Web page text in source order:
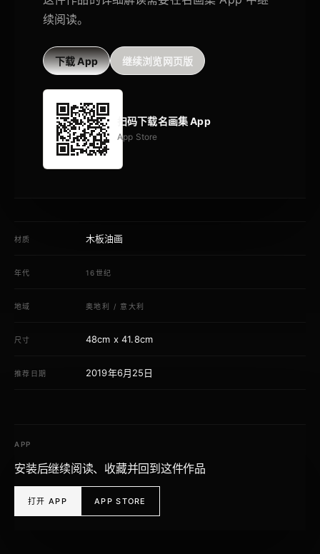
续阅读。
下载 App 继续浏览网页版
扫码下载名画集 App
App Store
材质 木板油画
年代 16世纪
地域 奥地利 / 意大利
尺寸 48cm x 41.8cm
推荐日期 2019年6月25日
APP
安装后继续阅读、收藏并回到这件作品
打开 APP APP STORE